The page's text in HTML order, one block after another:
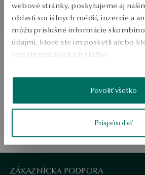
webové stránky, poskytujeme aj
oblasti sociálnych médií, inzercie a
môžu príslušné informácie
údajmi, ktoré ste im poskytli alebo
keď ste používali ich služby.
Viac sa dozviete vInformáciách
Povoliť všetko
Prispôsobiť
Obrúčka z ružového zlata -
Éternel
1
ZÁKAZNÍCKA PODPORA